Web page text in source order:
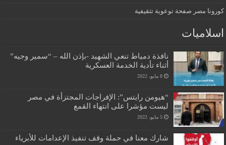
كورونا مصر صفحة توعوية تثقيفية
اسلاميات
نافذة دمياط تنعي الشهيد -بإذن الله – “سمير وجيه”
أثناء تأدية الخدمة العسكرية
8 مايو، 2022
“هيومن رايتس”: الإفراجات المجتزأة في مصر
ليست مؤشرا على انتهاء القمع
5 مايو، 2022
شارك معنا في حملة وقف تنفيذ الإعدامات للأبرياء